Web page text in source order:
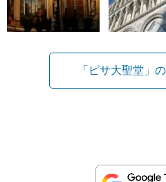
「ピサ大聖堂」